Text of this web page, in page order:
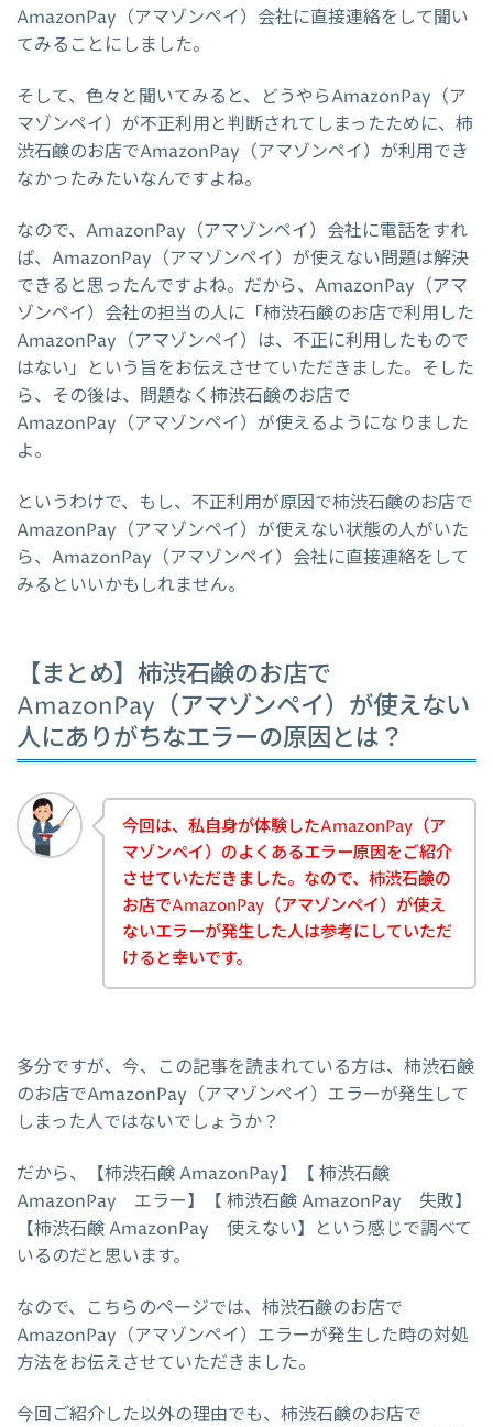
AmazonPay（アマゾンペイ）会社に直接連絡をして聞い
てみることにしました。
そして、色々と聞いてみると、どうやらAmazonPay（ア
マゾンペイ）が不正利用と判断されてしまったために、柿
渋石鹸のお店でAmazonPay（アマゾンペイ）が利用でき
なかったみたいなんですよね。
なので、AmazonPay（アマゾンペイ）会社に電話をすれ
ば、AmazonPay（アマゾンペイ）が使えない問題は解決
できると思ったんですよね。だから、AmazonPay（アマ
ゾンペイ）会社の担当の人に「柿渋石鹸のお店で利用した
AmazonPay（アマゾンペイ）は、不正に利用したもので
はない」という旨をお伝えさせていただきました。そした
ら、その後は、問題なく柿渋石鹸のお店で
AmazonPay（アマゾンペイ）が使えるようになりました
よ。
というわけで、もし、不正利用が原因で柿渋石鹸のお店で
AmazonPay（アマゾンペイ）が使えない状態の人がいた
ら、AmazonPay（アマゾンペイ）会社に直接連絡をして
みるといいかもしれません。
【まとめ】柿渋石鹸のお店で
AmazonPay（アマゾンペイ）が使えない
人にありがちなエラーの原因とは？
今回は、私自身が体験したAmazonPay（ア
マゾンペイ）のよくあるエラー原因をご紹介
させていただきました。なので、柿渋石鹸の
お店でAmazonPay（アマゾンペイ）が使え
ないエラーが発生した人は参考にしていただ
けると幸いです。
多分ですが、今、この記事を読まれている方は、柿渋石鹸
のお店でAmazonPay（アマゾンペイ）エラーが発生して
しまった人ではないでしょうか？
だから、【柿渋石鹸 AmazonPay】【 柿渋石鹸
AmazonPay エラー】【 柿渋石鹸 AmazonPay 失敗】
【柿渋石鹸 AmazonPay 使えない】という感じで調べて
いるのだと思います。
なので、こちらのページでは、柿渋石鹸のお店で
AmazonPay（アマゾンペイ）エラーが発生した時の対処
方法をお伝えさせていただきました。
今回ご紹介した以外の理由でも、柿渋石鹸のお店で